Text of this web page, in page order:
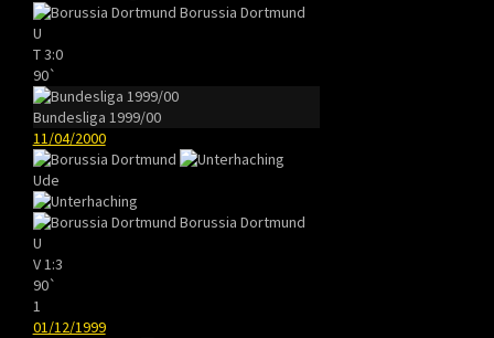
Borussia Dortmund
U
T3:0
90`
Bundesliga 1999/00
11/04/2000
Ude
Borussia Dortmund
U
V 1:3
90`
1
01/12/1999